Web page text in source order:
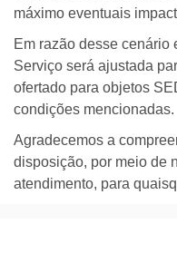
máximo eventuais
Em razão desse
Serviço será ajustada
ofertado para objetos
condições mencionadas.
Agradecemos a
disposição, por meio de
atendimento, para